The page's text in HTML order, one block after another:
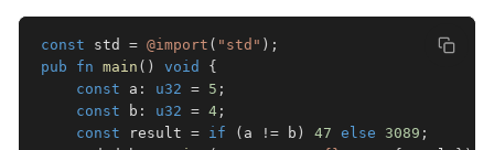
const std = @import ( "std" ) ;
pub
fn main ( ) void
{
const a : u32 = 5 ;
const b : u32 = 4 ;
const result = if ( a != b ) 47 else 3089 ;